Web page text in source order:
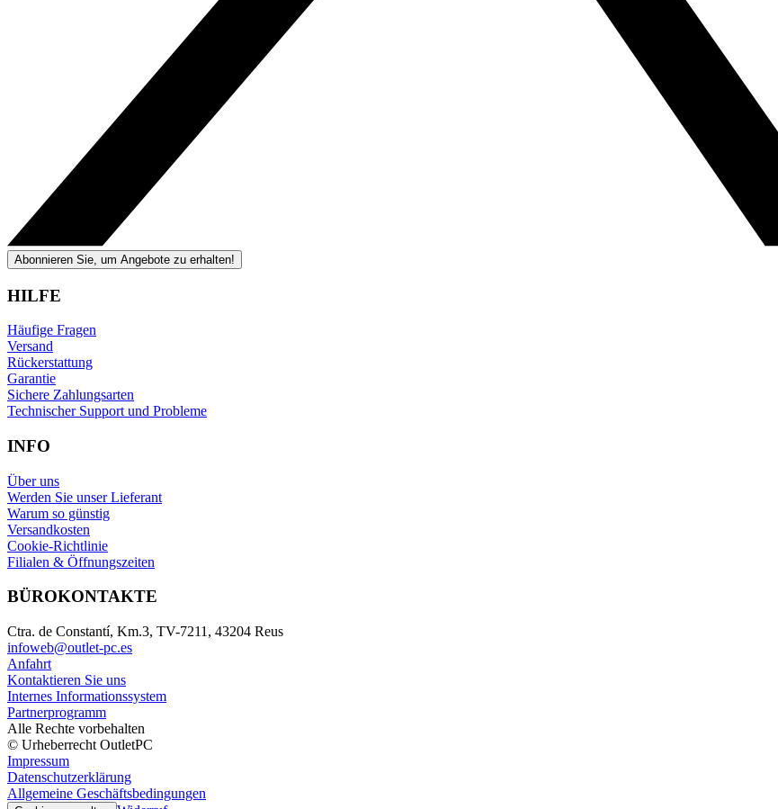
Abonnieren Sie, um Angebote zu erhalten!
HILFE
Häufige Fragen
Versand
Rückerstattung
Garantie
Sichere Zahlungsarten
Technischer Support und Probleme
INFO
Über uns
Werden Sie unser Lieferant
Warum so günstig
Versandkosten
Cookie-Richtlinie
Filialen & Öffnungszeiten
BÜROKONTAKTE
Ctra. de Constantí, Km.3, TV-7211, 43204 Reus
infoweb@outlet-pc.es
Anfahrt
Kontaktieren Sie uns
Internes Informationssystem
Partnerprogramm
Alle Rechte vorbehalten
© Urheberrecht OutletPC
Impressum
Datenschutzerklärung
Allgemeine Geschäftsbedingungen